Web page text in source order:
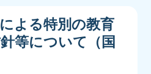
よる特別の教育
等について（国
教育